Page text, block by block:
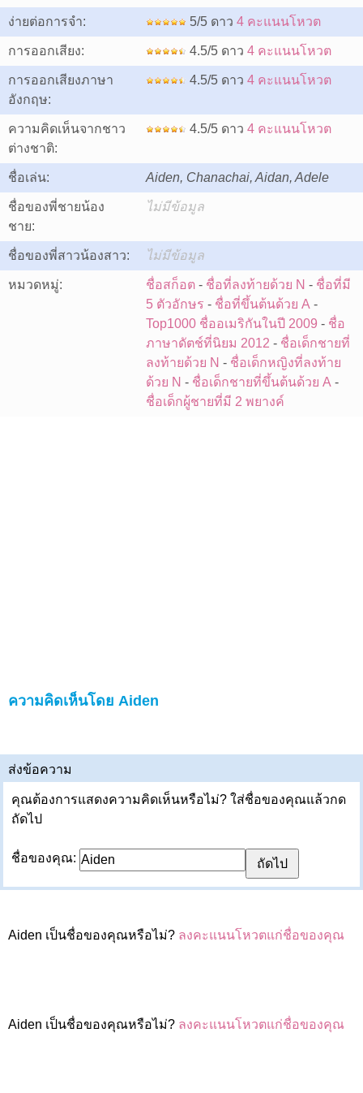
ง่ายต่อการจำ: 5/5 ดาว 4 คะแนนโหวต
การออกเสียง: 4.5/5 ดาว 4 คะแนนโหวต
การออกเสียงภาษา
อังกฤษ:
4.5/5 ดาว 4 คะแนนโหวต
ความคิดเห็นจากชาว
ต่างชาติ:
4.5/5 ดาว 4 คะแนนโหวต
ชื่อเล่น: Aiden, Chanachai, Aidan, Adele
ชื่อของพี่ชายน้อง
ชาย:
ไม่มีข้อมูล
ชื่อของพี่สาวน้องสาว: ไม่มีข้อมูล
หมวดหมู่: ชื่อสก็อต - ชื่อที่ลงท้ายด้วย N - ชื่อที่มี
5 ตัวอักษร - ชื่อที่ขึ้นต้นด้วย A -
Top1000 ชื่ออเมริกันในปี 2009 - ชื่อ
ภาษาดัตช์ที่นิยม 2012 - ชื่อเด็กชายที่
ลงท้ายด้วย N - ชื่อเด็กหญิงที่ลงท้าย
ด้วย N - ชื่อเด็กชายที่ขึ้นต้นด้วย A -
ชื่อเด็กผู้ชายที่มี 2 พยางค์
ความคิดเห็นโดย Aiden
ส่งข้อความ
คุณต้องการแสดงความคิดเห็นหรือไม่? ใส่ชื่อของคุณแล้วกด
ถัดไป
ชื่อของคุณ:
Aiden เป็นชื่อของคุณหรือไม่? ลงคะแนนโหวตแก่ชื่อของคุณ
Aiden เป็นชื่อของคุณหรือไม่? ลงคะแนนโหวตแก่ชื่อของคุณ